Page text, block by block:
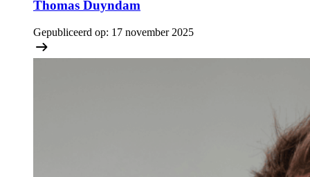
Thomas Duyndam
Gepubliceerd op: 17 november 2025